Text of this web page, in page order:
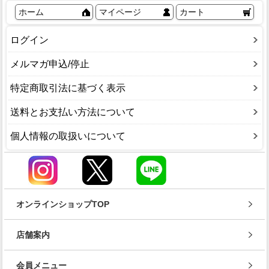
ホーム マイページ カート
ログイン
メルマガ申込/停止
特定商取引法に基づく表示
送料とお支払い方法について
個人情報の取扱いについて
オンラインショップTOP
店舗案内
会員メニュー